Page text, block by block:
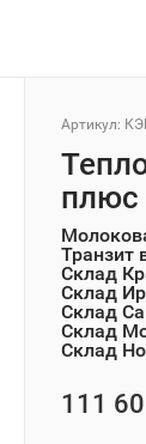
Артикул:
плюс
Транзит
Склад
Склад
Склад
Склад
Склад
111